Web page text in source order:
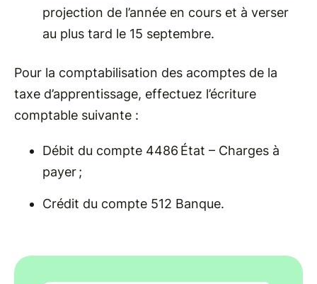
projection de l’année en cours et à verser
au plus tard le 15 septembre.
Pour la comptabilisation des acomptes de la
taxe d’apprentissage, effectuez l’écriture
comptable suivante :
Débit du compte 4486 État – Charges à
payer ;
Crédit du compte 512 Banque.